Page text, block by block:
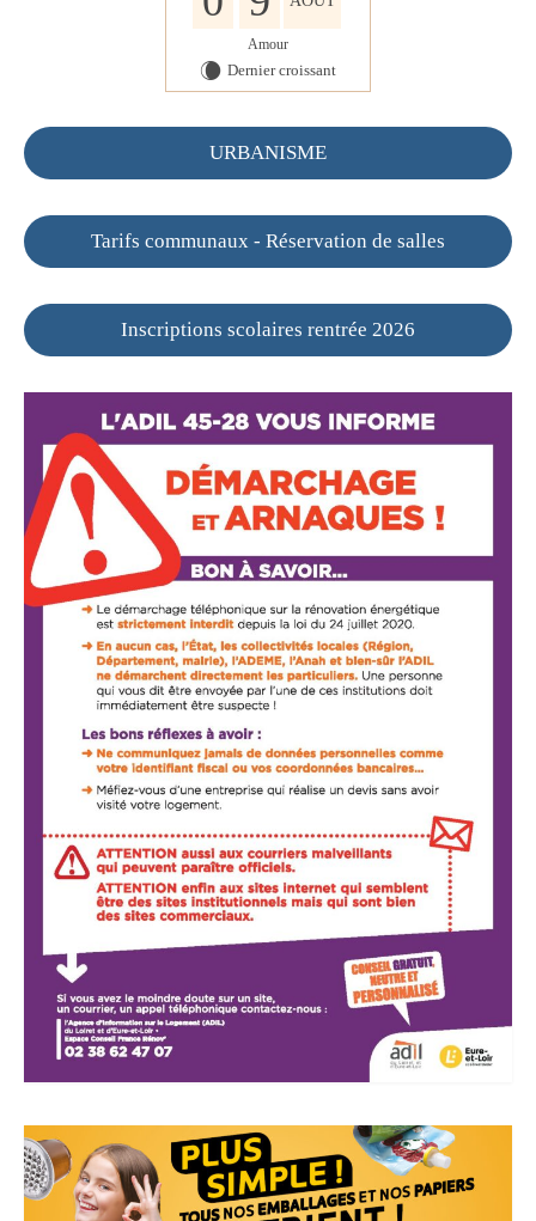
Amour
W Dernier croissant
URBANISME
Tarifs communaux - Réservation de salles
Inscriptions scolaires rentrée 2026